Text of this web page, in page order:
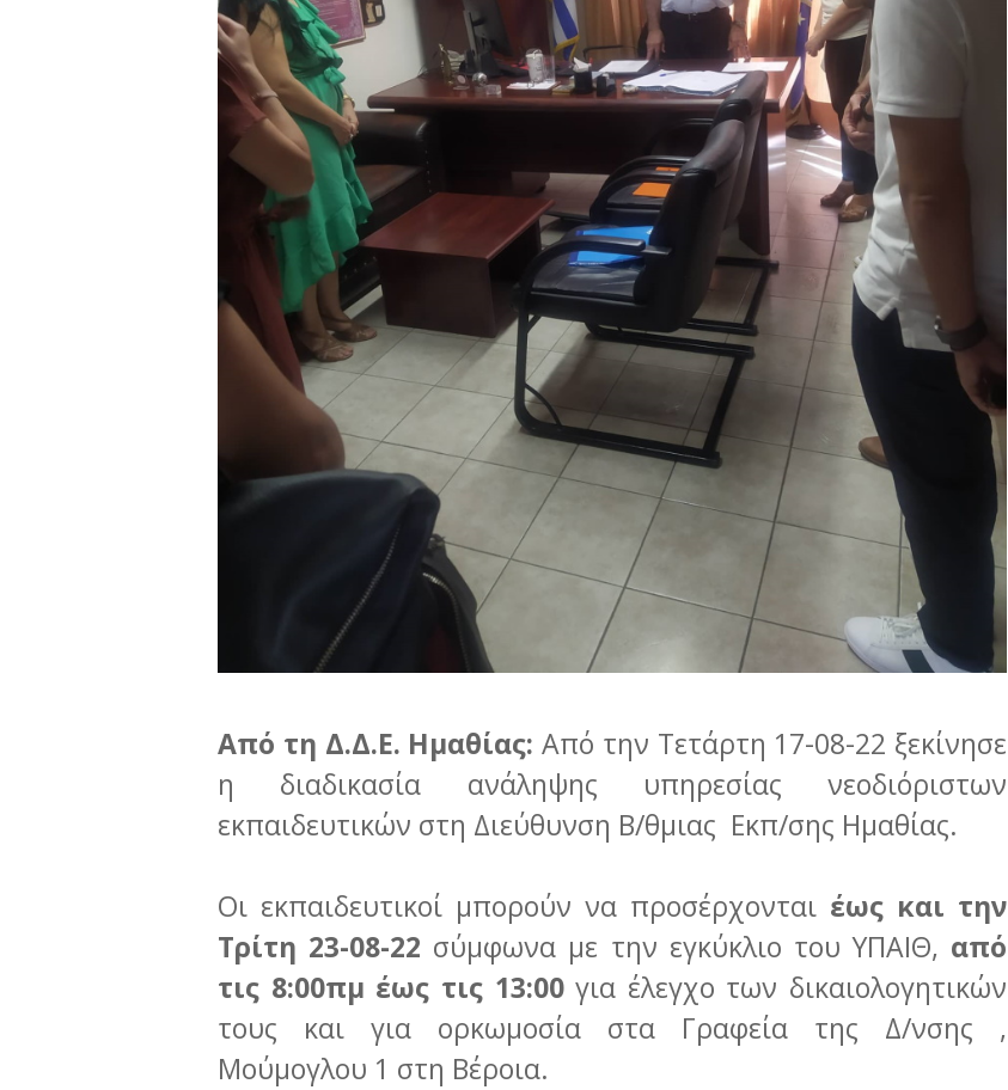
Από τη Δ.Δ.Ε. Ημαθίας: Από την Τετάρτη 17-08-22 ξεκίνησε
η διαδικασία ανάληψης υπηρεσίας νεοδιόριστων
εκπαιδευτικών στη Διεύθυνση Β/θμιας Εκπ/σης Ημαθίας.
Οι εκπαιδευτικοί μπορούν να προσέρχονται έως και την
Τρίτη 23-08-22 σύμφωνα με την εγκύκλιο του ΥΠΑΙΘ, από
τις 8:00πμ έως τις 13:00για έλεγχο των δικαιολογητικών
τους και για ορκωμοσία στα Γραφεία της Δ/νσης ,
Μούμογλου 1 στη Βέροια.